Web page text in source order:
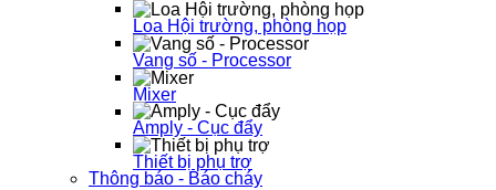
Loa Hội trường, phòng họp
Vang số - Processor
Mixer
Amply - Cục đẩy
Thiết bị phụ trợ
Thông báo - Báo cháy